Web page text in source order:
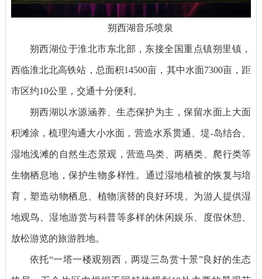
朔西湖音乐喷泉
朔西湖位于淮北市东北部，东接全国重点镇朔里镇，
西临淮北北高铁站，总面积14500亩，其中水面7300亩，距
市区约10公里，交通十分便利。
朔西湖以水源涵养、生态保护为主，保留水面上大面
积滩涂，梳理沟通大小水面，营造水系贯通、堤-岛结合、
湿地浅滩的自然生态景观，营造鸟类、两栖类、爬行类等
生物栖息地，保护生物多样性。通过湿地植被的恢复与培
育，塑造动物栖息、植物演替的良好环境。为游人提供湿
地观鸟、湿地游赏与科普等多样的休闲娱乐、度假休憩、
放松游览的旅游胜地。
依托“一塔一楼观朔西，两堤三岛赏十景”良好的生态